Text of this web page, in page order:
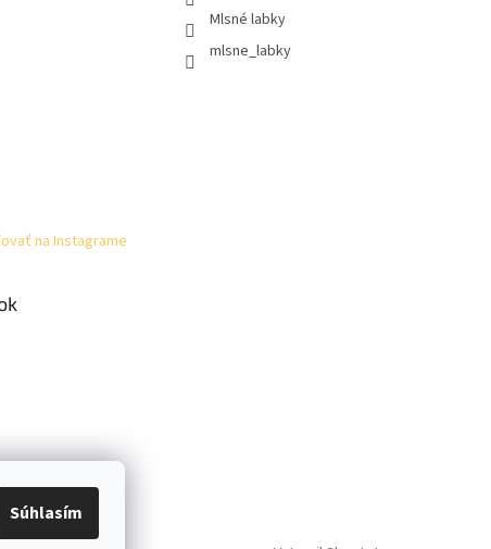
Súhlasím
na Instagrame
Mlsné labky
mlsne_labky